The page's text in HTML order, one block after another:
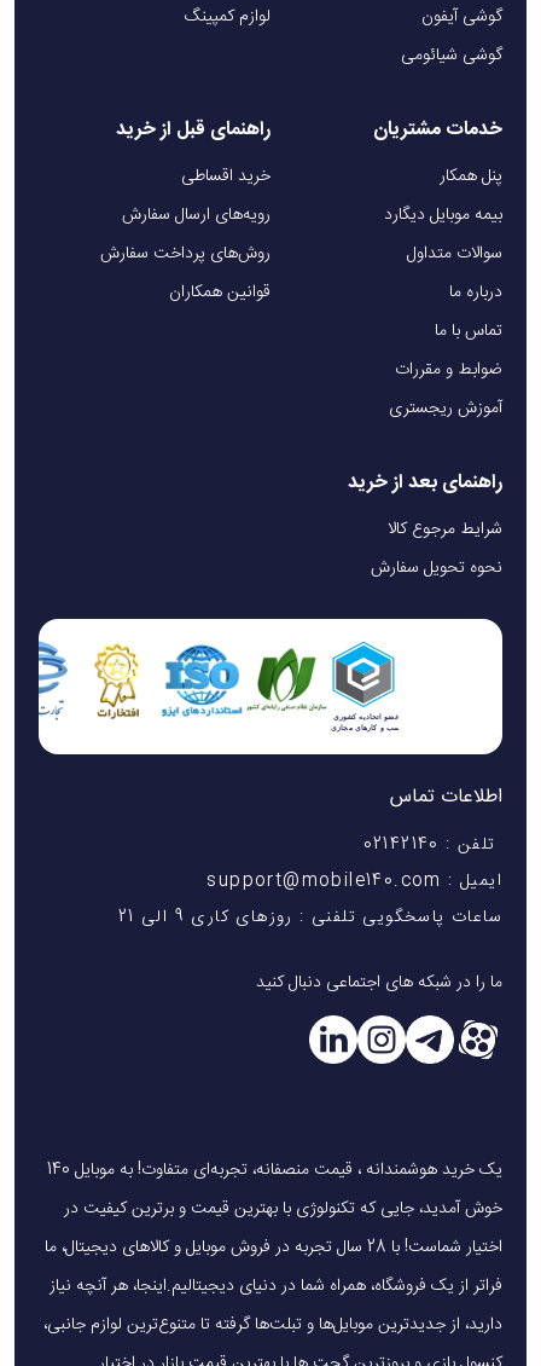
گوشی آیفون
گوشی شیائومی
لوازم کمپینگ
خدمات مشتریان
پنل همکار
بیمه موبایل دیگارد
سوالات متداول
درباره ما
تماس با ما
ضوابط و مقررات
آموزش ریجستری
راهنمای قبل از خرید
خرید اقساطی
رویه‌های ارسال سفارش
روش‌های پرداخت سفارش
قوانین همکاران
راهنمای بعد از خرید
شرایط مرجوع کالا
نحوه تحویل سفارش
اطلاعات تماس
تلفن : 02142140
ایمیل : support@mobile140.com
ساعات پاسخگویی تلفنی : روزهای کاری 9 الی 21
ما را در شبکه های اجتماعی دنبال کنید
یک خرید هوشمندانه ، قیمت منصفانه، تجربه‌ای متفاوت! به موبایل 140
خوش آمدید، جایی که تکنولوژی با بهترین قیمت و برترین کیفیت در
اختیار شماست! با 28 سال تجربه در فروش موبایل و کالاهای دیجیتال، ما
فراتر از یک فروشگاه، همراه شما در دنیای دیجیتالیم.اینجا، هر آنچه نیاز
دارید، از جدیدترین موبایل‌ها و تبلت‌ها گرفته تا متنوع‌ترین لوازم جانبی،